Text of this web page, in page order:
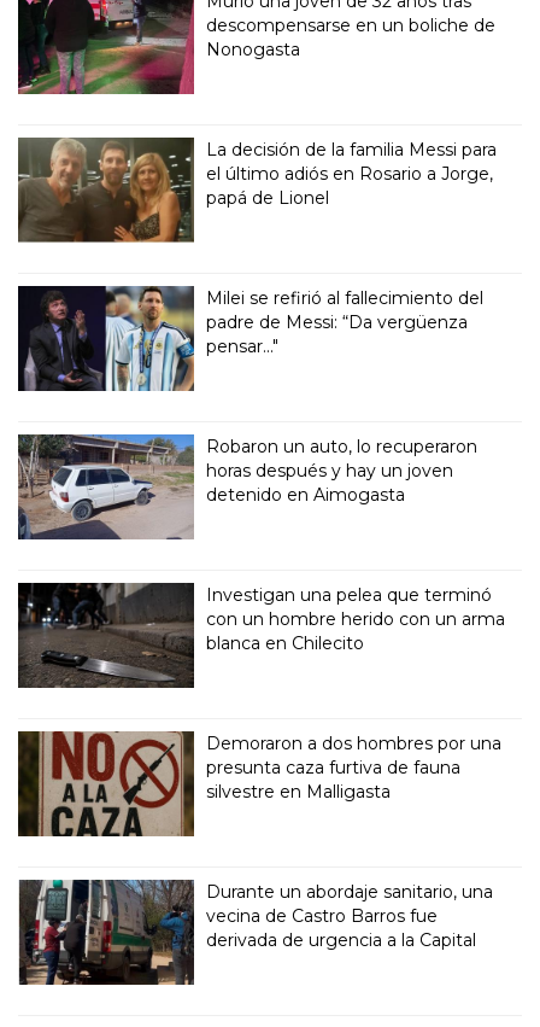
descompensarse en un boliche de
Nonogasta
La decisión de la familia Messi para
el último adiós en Rosario a Jorge,
papá de Lionel
Milei se refirió al fallecimiento del
padre de Messi: “Da vergüenza
pensar..."
Robaron un auto, lo recuperaron
horas después y hay un joven
detenido en Aimogasta
Investigan una pelea que terminó
con un hombre herido con un arma
blanca en Chilecito
Demoraron a dos hombres por una
presunta caza furtiva de fauna
silvestre en Malligasta
Durante un abordaje sanitario, una
vecina de Castro Barros fue
derivada de urgencia a la Capital